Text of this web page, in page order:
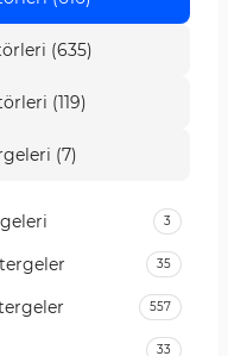
(635)
(119)
(7)
3
35
557
33